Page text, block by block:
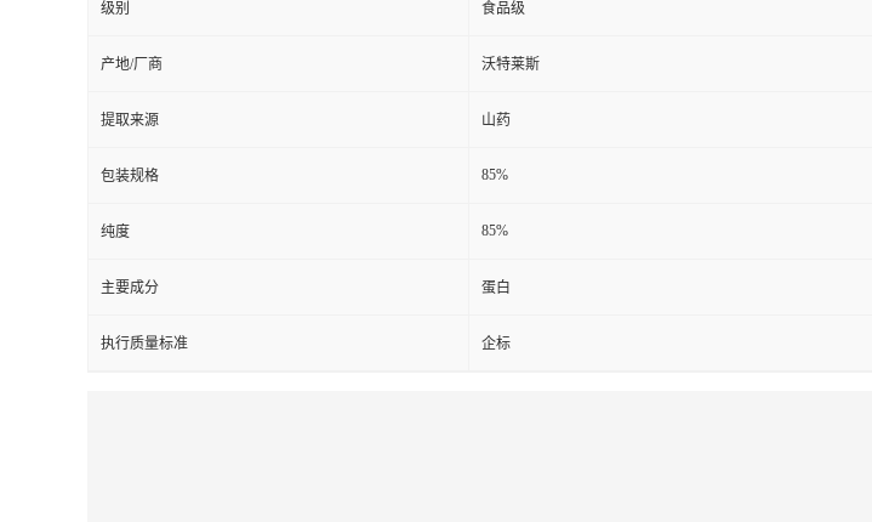
级别 食品级
产地/厂商 沃特莱斯
提取来源 山药
包装规格 85%
纯度 85%
主要成分 蛋白
执行质量标准 企标